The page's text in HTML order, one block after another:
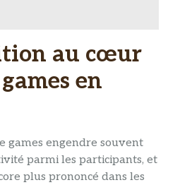
au cœur
en
games engendre souvent
parmi les participants, et
plus prononcé dans les